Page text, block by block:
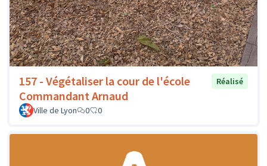
157 - Végétaliser la cour de l'école
Commandant Arnaud
Réalisé
Ville de Lyon 0 0